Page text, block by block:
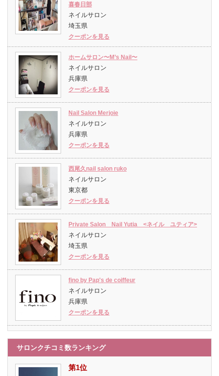
喜春日部
ネイルサロン
埼玉県
クーポンを見る
ホームサロン〜M’s Nail〜
ネイルサロン
兵庫県
クーポンを見る
Nail Salon Merjoie
ネイルサロン
兵庫県
クーポンを見る
西尾久nail salon ruko
ネイルサロン
東京都
クーポンを見る
Private Salon Nail Yutia <ネイル ユティア>
ネイルサロン
埼玉県
クーポンを見る
fino by Pap's de coiffeur
ネイルサロン
兵庫県
クーポンを見る
サロンクチコミ数ランキング
第1位